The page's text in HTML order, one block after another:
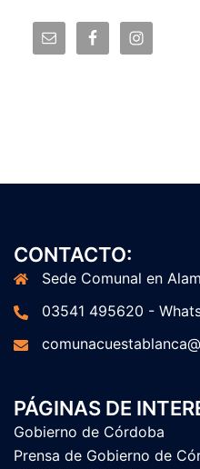
CONTACTO:
Sede Comunal en
03541 495620 -
PÁGINAS DE
Gobierno de Córdoba
Prensa de Gobierno de